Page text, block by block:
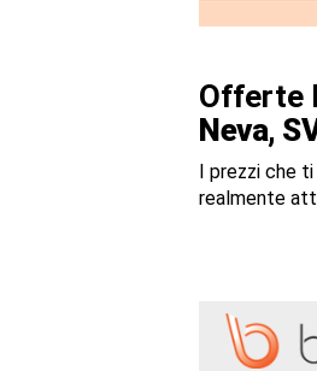
Offerte
Neva,
I prezzi che
realmente